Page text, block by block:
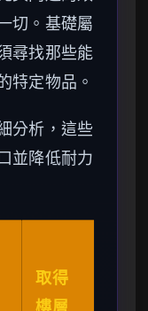
切。基礎屬
尋找那些能
特定物品。
分析，這些
並降低耐力
取得
樓層